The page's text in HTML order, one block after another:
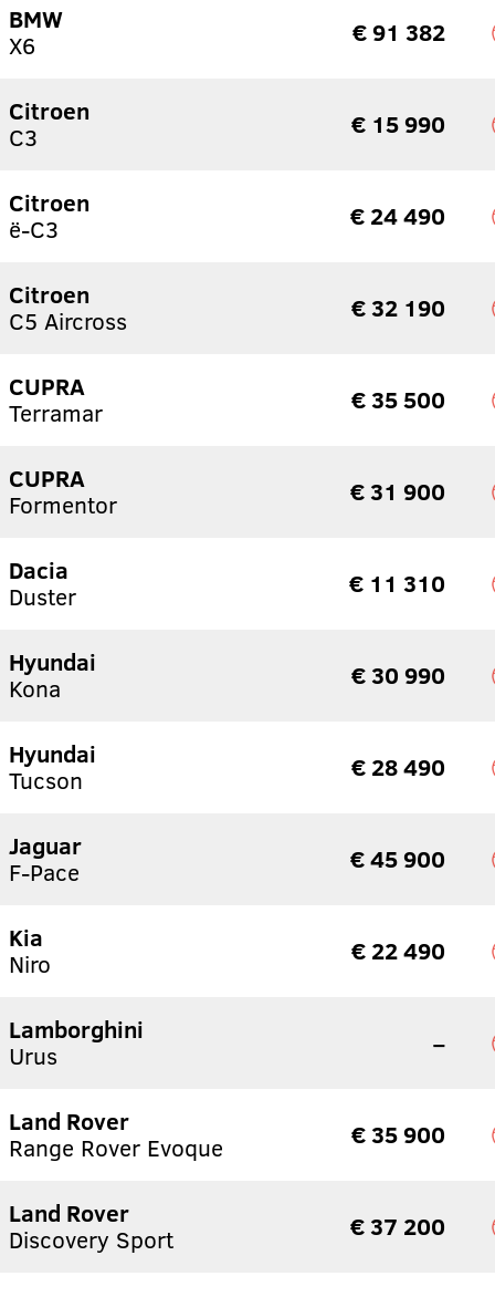
BMW
X6
€ 91 382
Citroen
C3
€ 15 990
Citroen
ë-C3
€ 24 490
Citroen
C5 Aircross
€ 32 190
CUPRA
Terramar
€ 35 500
CUPRA
Formentor
€ 31 900
Dacia
Duster
€ 11 310
Hyundai
Kona
€ 30 990
Hyundai
Tucson
€ 28 490
Jaguar
F-Pace
€ 45 900
Kia
Niro
€ 22 490
Lamborghini
Urus
–
Land Rover
Range Rover Evoque
€ 35 900
Land Rover
Discovery Sport
€ 37 200